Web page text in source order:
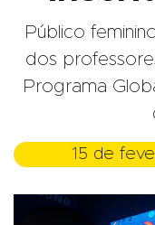
Público
dos
Programa
15 de